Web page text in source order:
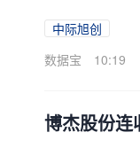
中际旭创
数据宝
10:19
博杰股份连